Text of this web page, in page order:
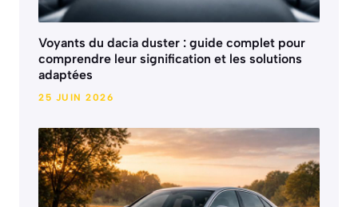
Voyants du dacia duster : guide complet pour
comprendre leur signification et les solutions
adaptées
25 JUIN 2026